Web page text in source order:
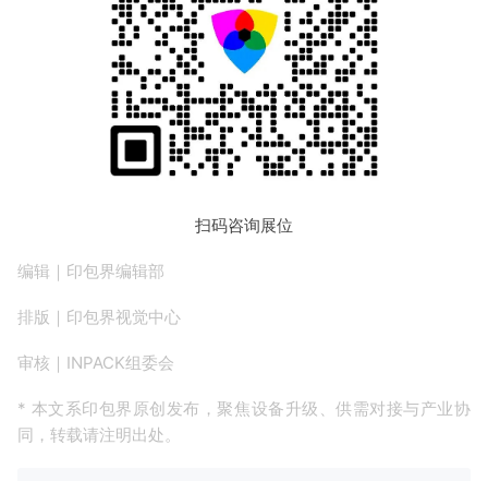
扫码咨询展位
编辑｜印包界编辑部
排版｜印包界视觉中心
审核｜INPACK组委会
* 本文系印包界原创发布，聚焦设备升级、供需对接与产业协
同，转载请注明出处。